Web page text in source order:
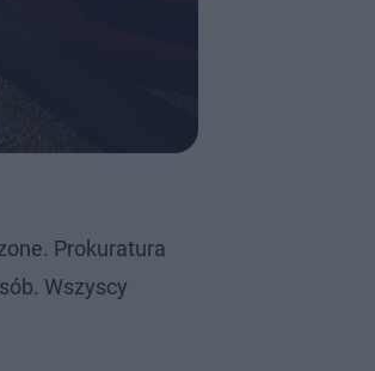
Prokuratura
Wszyscy